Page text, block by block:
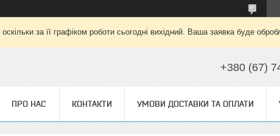
за її графіком роботи сьогодні вихідний. Ваша заявка буде
+380 (67)
ПРО НАС КОНТАКТИ УМОВИ ДОСТАВКИ ТА ОПЛАТИ